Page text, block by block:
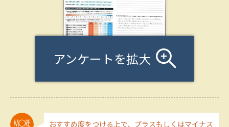
アンケートを拡大
おすすめ度をつける上で、プラスもしくはマイナス